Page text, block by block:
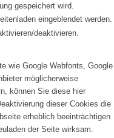
gespeichert wird.
eingeblendet werden.
deaktivieren.
wie Google Webfonts, Google
möglicherweise
können Sie diese hier
dieser Cookies die
erheblich beeinträchtigen
der Seite wirksam.